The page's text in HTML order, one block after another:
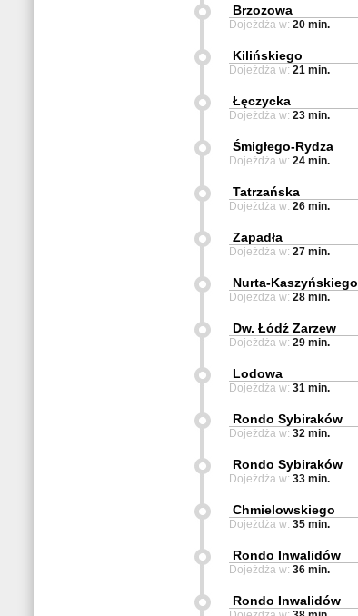
Brzozowa
Dojeżdża w: 20 min.
Kilińskiego
Dojeżdża w: 21 min.
Łęczycka
Dojeżdża w: 23 min.
Śmigłego-Rydza
Dojeżdża w: 24 min.
Tatrzańska
Dojeżdża w: 26 min.
Zapadła
Dojeżdża w: 27 min.
Nurta-Kaszyńskiego
Dojeżdża w: 28 min.
Dw. Łódź Zarzew
Dojeżdża w: 29 min.
Lodowa
Dojeżdża w: 31 min.
Rondo Sybiraków
Dojeżdża w: 32 min.
Rondo Sybiraków
Dojeżdża w: 33 min.
Chmielowskiego
Dojeżdża w: 35 min.
Rondo Inwalidów
Dojeżdża w: 36 min.
Rondo Inwalidów